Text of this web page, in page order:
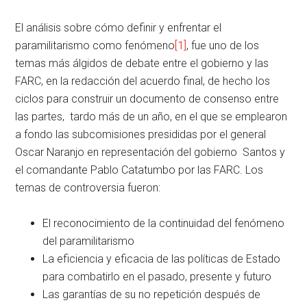
El análisis sobre cómo definir y enfrentar el
paramilitarismo como fenómeno[1], fue uno de los
temas más álgidos de debate entre el gobierno y las
FARC, en la redacción del acuerdo final, de hecho los
ciclos para construir un documento de consenso entre
las partes, tardo más de un año, en el que se emplearon
a fondo las subcomisiones presididas por el general
Oscar Naranjo en representación del gobierno Santos y
el comandante Pablo Catatumbo por las FARC. Los
temas de controversia fueron:
El reconocimiento de la continuidad del fenómeno
del paramilitarismo
La eficiencia y eficacia de las políticas de Estado
para combatirlo en el pasado, presente y futuro
Las garantías de su no repetición después de